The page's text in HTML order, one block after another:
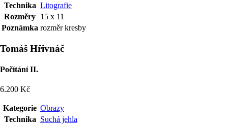
Technika Litografie
Rozměry 15 x 11
Poznámka rozměr kresby
Tomáš Hřivnáč
Počítání II.
6.200 Kč
Kategorie Obrazy
Technika Suchá jehla